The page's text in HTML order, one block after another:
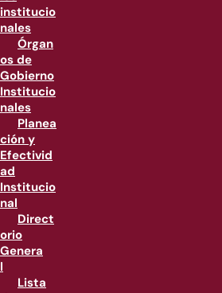
institucio
nales
Órgan
os de
Gobierno
Institucio
nales
Planea
ción y
Efectivid
ad
Institucio
nal
Direct
orio
Genera
l
Lista